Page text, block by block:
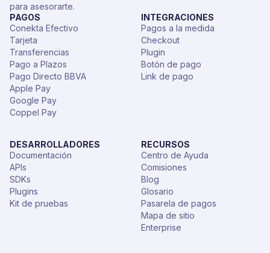
para asesorarte.
PAGOS
Conekta Efectivo
Tarjeta
Transferencias
Pago a Plazos
Pago Directo BBVA
Apple Pay
Google Pay
Coppel Pay
INTEGRACIONES
Pagos a la medida
Checkout
Plugin
Botón de pago
Link de pago
DESARROLLADORES
Documentación
APIs
SDKs
Plugins
Kit de pruebas
RECURSOS
Centro de Ayuda
Comisiones
Blog
Glosario
Pasarela de pagos
Mapa de sitio
Enterprise